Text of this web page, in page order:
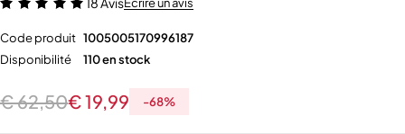
Écrire un avis
Code produit 1005005170996187
Disponibilité
110 en stock
€62,50€19,99 -68%